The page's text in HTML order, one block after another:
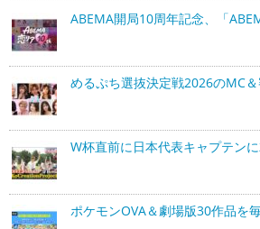
ABEMA開局10周年記念、「
めるぷち選抜決定戦2026のMC
W杯直前に日本代表キャプテン
ポケモンOVA＆劇場版30作品を